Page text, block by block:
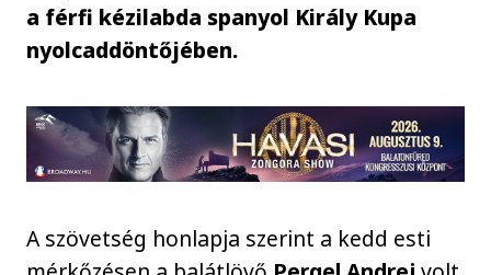
a férfi kézilabda spanyol Király Kupa
nyolcaddöntőjében.
A szövetség honlapja szerint a kedd esti